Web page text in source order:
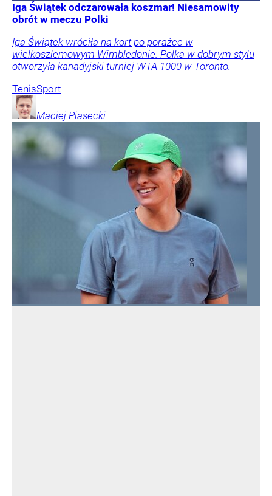
Iga Świątek odczarowała koszmar! Niesamowity
obrót w meczu Polki
Iga Świątek wróciła na kort po porażce w
wielkoszlemowym Wimbledonie. Polka w dobrym stylu
otworzyła kanadyjski turniej WTA 1000 w Toronto.
TenisSport
Maciej Piasecki